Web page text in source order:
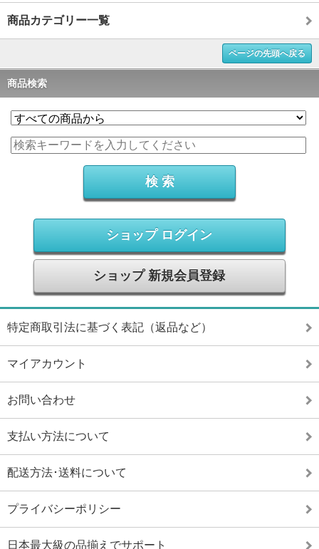
商品カテゴリー一覧
ページの先頭へ戻る
商品検索
ショップ ログイン
ショップ 新規会員登録
特定商取引法に基づく表記（返品など）
マイアカウント
お問い合わせ
支払い方法について
配送方法･送料について
プライバシーポリシー
日本最大級の品揃えでサポート